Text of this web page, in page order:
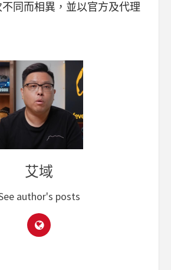
同而相異，並以官方及代理
艾域
author's posts